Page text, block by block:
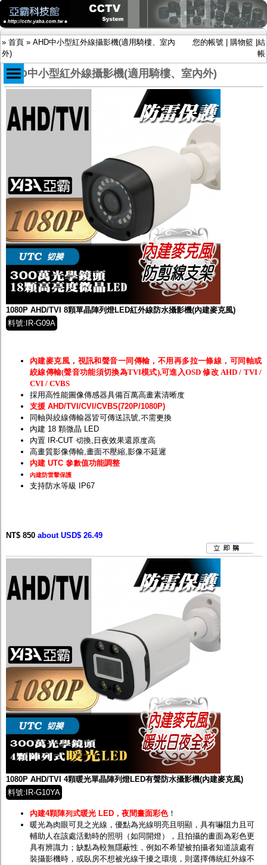
» 首頁 » AHD中小型紅外線攝影機(適用騎樓、室內
外)
您的帳號 購物籃 結
帳
限時促銷特惠專案
IP網路攝影機及錄放影機
AHD中小型紅外線攝影機(適用騎樓、室內外)
AHD防護罩型攝影機(適用屋外，紅外線照射
距離遠）
AHD特殊功能型攝影機
旋轉型攝影機.旋轉台
傳統高解析攝影機
鏡頭
投光設備
防護罩及支架
多路攝影機單軸傳輸
監聽器.麥克風
網路設備
視訊轉換設備
雙絞線傳輸器
雜訊改善器
分配放大器
懶人線.同軸線.花線
線頭.插座.延長線.HDMI線
集線盒.防水盒.配線盒
變壓器.避雷器
轉接頭
偽裝嚇阻假監視器. 警示防盜貼紙
行車紀錄器.車用插座配件
電腦工業機殼
客訂商品
AHD中小型紅外線攝影機(適用騎樓、室內外)
1080P AHD/TVI 8顆單晶陣列燈LED紅外線防水攝影機(內建麥克風)
料號:IR-G09A
內建麥克風，視訊和聲音一同傳輸，不用再多拉一條線，可同軸或
絞線傳輸(聲音功能須切換為TVI模式),可進入OSD 修改 AHD / TVI /
CVI / CVBS
採用高性能圖像傳感器具備百萬高畫素清晰度
支援 AHD/TVI/CVI/CVBS(720P/1080P)
同軸與絞線傳輸器皆可傳送訊號,不需更換
內建 18 顆微晶 LED
內置 IR-CUT 切換,日夜效果還原度高
高畫質影像傳輸,畫面不壓縮,影像不延遲
內建 UTC 參數值功能調整
內建防雷擊保護
支持防水等級 IP67
NT$ 850 about USD$ 26.49
1080P AHD/TVI 4顆暖光單晶陣列燈LED有聲防水攝影機(內建麥克風)
料號:IR-G10YA
內建4顆陣列式暖光 LED，夜間畫面彩色！
暖光為肉眼可見之光線， 優點為光線明亮且明顯，具有嚇阻力且可
輔助人在該處活動時的照明（如同開燈），且拍攝的畫面為彩色更
具有辨識力；缺點為較無隱蔽性，例如不希望被拍攝者知道該處有
裝攝影機時，或臥房不想被光線干擾之環境，則選擇傳統紅外線不